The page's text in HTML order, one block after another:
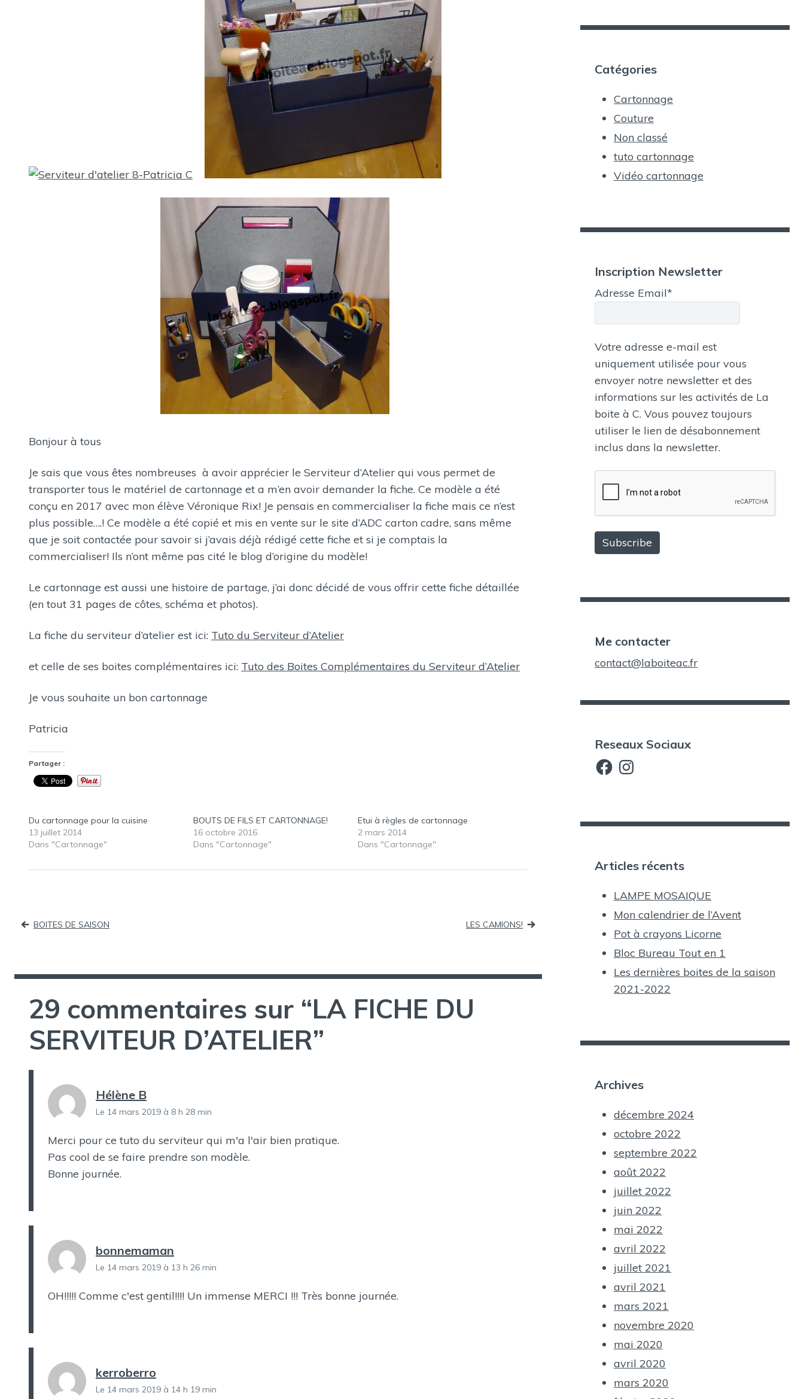
Bonjour à tous
Je sais que vous êtes nombreuses à avoir apprécier le Serviteur d’Atelier qui vous permet de
transporter tous le matériel de cartonnage et a m’en avoir demander la fiche. Ce modèle a été
conçu en 2017 avec mon élève Véronique Rix! Je pensais en commercialiser la fiche mais ce n’est
plus possible….! Ce modèle a été copié et mis en vente sur le site d’ADC carton cadre, sans même
que je soit contactée pour savoir si j’avais déjà rédigé cette fiche et si je comptais la
commercialiser! Ils n’ont même pas cité le blog d’origine du modèle!
Le cartonnage est aussi une histoire de partage, j’ai donc décidé de vous offrir cette fiche détaillée
(en tout 31 pages de côtes, schéma et photos).
La fiche du serviteur d’atelier est ici: Tuto du Serviteur d’Atelier
et celle de ses boites complémentaires ici: Tuto des Boites Complémentaires du Serviteur d’Atelier
Je vous souhaite un bon cartonnage
Patricia
Partager :
Du cartonnage pour la cuisine
13 juillet 2014
Dans "Cartonnage"
BOUTS DE FILS ET CARTONNAGE!
16 octobre 2016
Dans "Cartonnage"
Etui à règles de cartonnage
2 mars 2014
Dans "Cartonnage"
Navigation
l’article
BOITES DE SAISON LES CAMIONS!
29 commentaires sur “LA FICHE DU
SERVITEUR D’ATELIER”
Hélène B
Le 14 mars 2019 à 8 h 28 min
Merci pour ce tuto du serviteur qui m'a l'air bien pratique.
Pas cool de se faire prendre son modèle.
Bonne journée.
bonnemaman
Le 14 mars 2019 à 13 h 26 min
OH!!!!! Comme c'est gentil!!!! Un immense MERCI !!! Très bonne journée.
kerroberro
Le 14 mars 2019 à 14 h 19 min
Catégories
Cartonnage
Couture
Non classé
tuto cartonnage
Vidéo cartonnage
Inscription Newsletter
Adresse Email*
Votre adresse e-mail est
uniquement utilisée pour vous
envoyer notre newsletter et des
informations sur les activités de La
boite à C. Vous pouvez toujours
utiliser le lien de désabonnement
inclus dans la newsletter.
Me contacter
contact@laboiteac.fr
Reseaux Sociaux
FacebookInstagram
Articles récents
LAMPE MOSAIQUE
Mon calendrier de l’Avent
Pot à crayons Licorne
Bloc Bureau Tout en 1
Les dernières boites de la saison
2021-2022
Archives
décembre 2024
octobre 2022
septembre 2022
août 2022
juillet 2022
juin 2022
mai 2022
avril 2022
juillet 2021
avril 2021
mars 2021
novembre 2020
mai 2020
avril 2020
mars 2020